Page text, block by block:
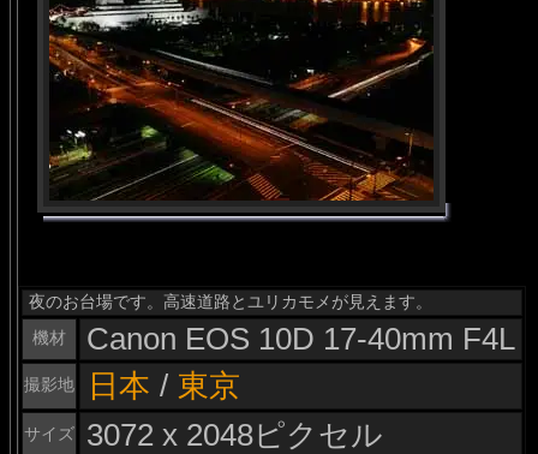
夜のお台場です。高速道路とユリカモメが見えます。
機材
Canon EOS 10D 17-40mm F4L
撮影地 日本 / 東京
サイズ 3072 x 2048ピクセル